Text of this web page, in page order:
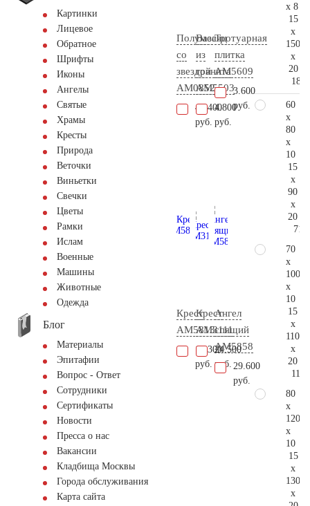
Картинки
Лицевое
Обратное
Шрифты
Иконы
Ангелы
Святые
Храмы
Кресты
Природа
Веточки
Виньетки
Свечки
Цветы
Рамки
Ислам
Военные
Машины
Животные
Одежда
Блог
Материалы
Эпитафии
Вопрос - Ответ
Сотрудники
Сертификаты
Новости
Пресса о нас
Вакансии
Кладбища Москвы
Города обслуживания
Карта сайта
Полумесяц
со
звездой
AM0852
48.400
руб.
Ваза
из
гранита
AM5503
4.800
руб.
Тротуарная
плитка
AM5609
3.600
руб.
Крест
AM5813
14.300
руб.
Крест
AM3111
24.500
руб.
Ангел
спящий
AM5858
29.600
руб.
x 8
15
x
150
x
20
60
x
80
x
10
15
x
90
x
20
70
x
100
x
10
15
x
110
x
20
80
x
120
x
10
15
x
130
x